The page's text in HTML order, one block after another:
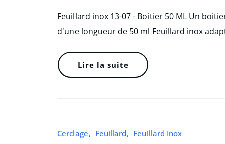
Feuillard inox 13-07 - Boitier 50 ML Un
d'une longueur de 50 ml Feuillard inox
Lire la suite
Cerclage Feuillard Feuillard Inox